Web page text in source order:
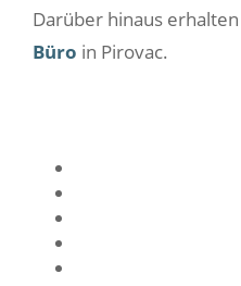
Darüber hinaus
Büro in Pirovac.